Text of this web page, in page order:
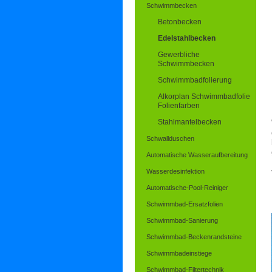
Schwimmbecken
Betonbecken
Edelstahlbecken
Gewerbliche
Schwimmbecken
Schwimmbadfolierung
Alkorplan Schwimmbadfolie
Folienfarben
Stahlmantelbecken
Schwallduschen
Automatische Wasseraufbereitung
Wasserdesinfektion
Automatische-Pool-Reiniger
Schwimmbad-Ersatzfolien
Schwimmbad-Sanierung
Schwimmbad-Beckenrandsteine
Schwimmbadeinstiege
Schwimmbad-Filtertechnik